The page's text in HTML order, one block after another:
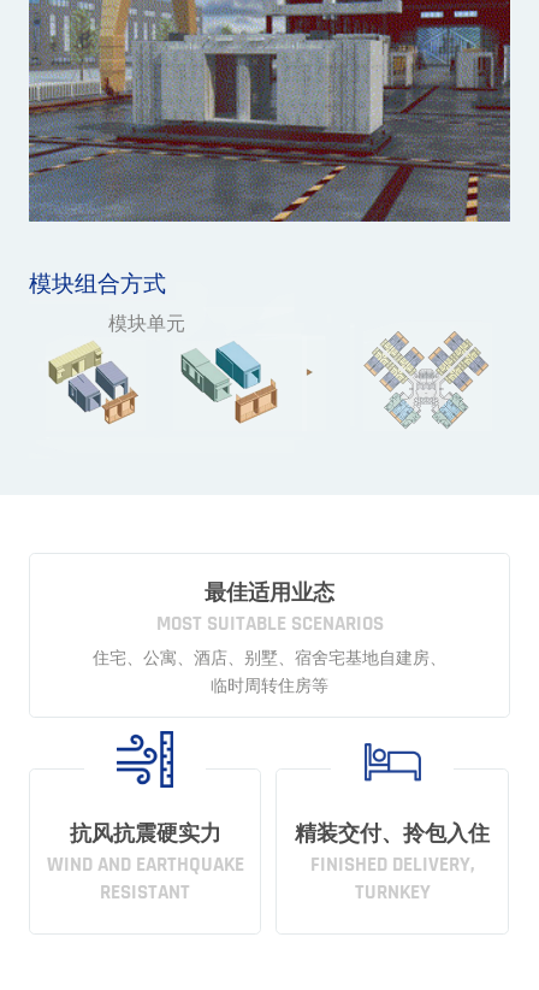
模块组合方式
模块单元
最佳适用业态
MOST SUITABLE SCENARIOS
住宅、公寓、酒店、别墅、宿舍宅基地自建房、
临时周转住房等
抗风抗震硬实力
WIND AND EARTHQUAKE
RESISTANT
精装交付、拎包入住
FINISHED DELIVERY,
TURNKEY